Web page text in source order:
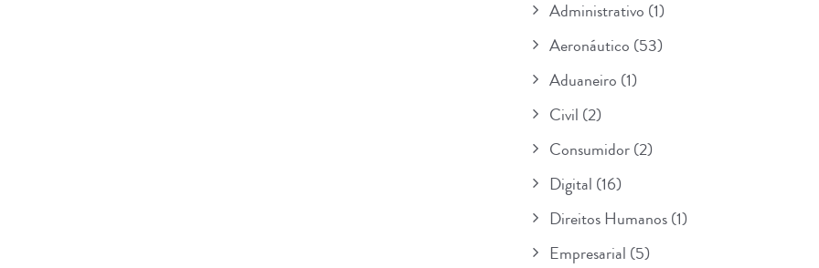
Administrativo (1)
Aeronáutico (53)
Aduaneiro (1)
Civil (2)
Consumidor(2)
Digital (16)
Direitos Humanos(1)
Empresarial (5)